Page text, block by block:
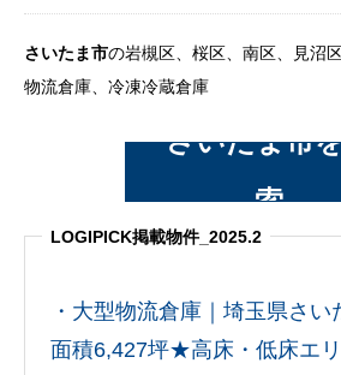
さいたま市の岩槻区、桜区、南区、見沼
物流倉庫、冷凍冷蔵倉庫
さいたま市
索
・大型物流倉庫｜埼玉県さい
面積6,427坪★高床・低床エ
LOGIPICK掲載物件_2025.2